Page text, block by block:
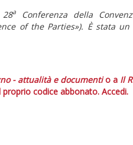
a
Conferenza della
of the Parties»). È stata
- attualità e documentio a Il
codice abbonato. Accedi.